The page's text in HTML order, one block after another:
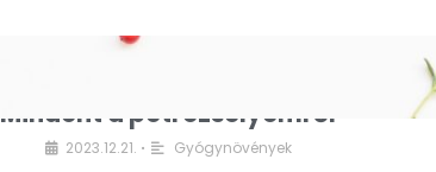
Mindent a petrezselyemről
2023.12.21. • Gyógynövények